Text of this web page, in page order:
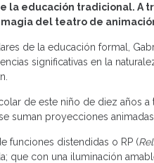
la educación tradicional.
del teatro de
de la educación formal,
significativas en la
de este niño de diez años
suman proyecciones
funciones distendidas o RP (
que con una iluminación